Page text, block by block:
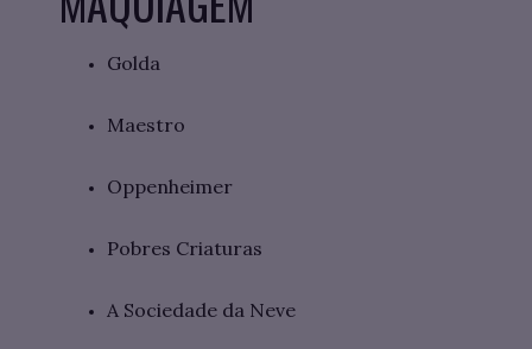
Golda
Maestro
Oppenheimer
Pobres Criaturas
A Sociedade da Neve